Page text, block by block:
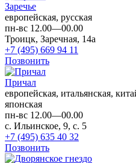
Заречье
европейская, русская
пн-вс 12.00—00.00
Троицк, Заречная, 14а
+7 (495) 669 94 11
Позвонить
Причал
европейская, итальянская,
японская
пн-вс 12.00—00.00
с. Ильинское, 9, с. 5
+7 (495) 635 40 32
Позвонить